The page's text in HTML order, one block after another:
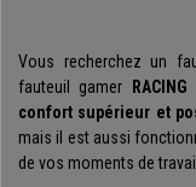
Vous recherchez un
fauteuil gamer
RACING
confort supérieur et
mais il est aussi
de vos moments de